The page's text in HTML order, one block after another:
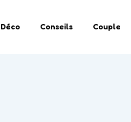
Déco Conseils Couple